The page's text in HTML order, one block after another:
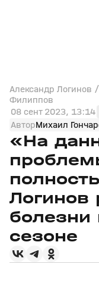
Александр Логинов
Филиппов
08 сент 2023, 13:14
АвторМихаил
«На
Логинов
сезоне